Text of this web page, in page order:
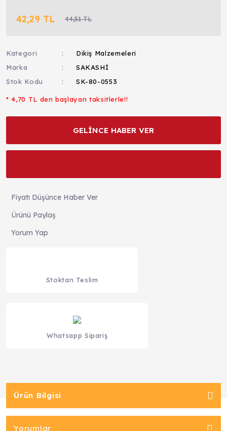
42,29 TL 44,51 TL
Kategori
Dikiş Malzemeleri
Marka
SAKASHİ
Stok Kodu
SK-80-0553
* 4,70 TL den başlayan taksitlerle!!
GELİNCE HABER VER
Fiyatı Düşünce Haber Ver
Ürünü Paylaş
Yorum Yap
Stoktan Teslim
Whatsapp Sipariş
Ürün Bilgisi
Yorumlar